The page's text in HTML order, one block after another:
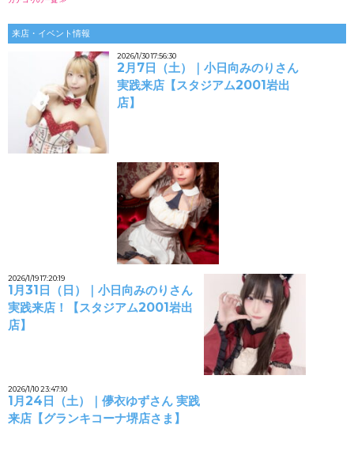
来店・イベント情報
2026/1/30 17:56:30
2月7日（土）｜小日向みのりさん
実践来店【スタジアム2001岩出
店】
2026/1/19 17:20:19
1月31日（日）｜小日向みのりさん
実践来店！【スタジアム2001岩出
店】
2026/1/10 23:47:10
1月24日（土）｜儚衣ゆずさん 実践
来店【グランキコーナ堺店さま】